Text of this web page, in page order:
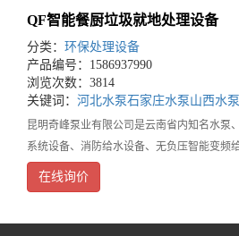
QF智能餐厨垃圾就地处理设备
分类： 环保处理设备
产品编号：1586937990
浏览次数：3814
关键词： 河北水泵石家庄水泵 山西水泵
昆明奇峰泵业有限公司是云南省内知名水泵
系统设备、消防给水设备、无负压智能变频
云南昆明水泵专业供应商。在业内具有良好
事水泵、电机、阀门、电气控制启动系统设
在线询价